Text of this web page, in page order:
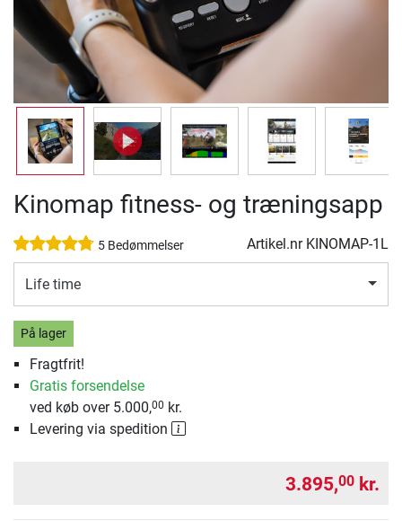
Kinomap fitness- og træningsapp
5 Bedømmelser Artikel.nr KINOMAP-1L
Life time
På lager
Fragtfrit!
Gratis forsendelse
ved køb over 5.000,00 kr.
Levering via spedition
3.895,00 kr.